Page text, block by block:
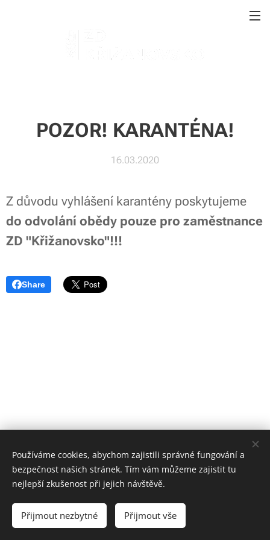
POZOR! KARANTÉNA!
16.03.2020
Z důvodu vyhlášení karantény poskytujeme
do odvolání obědy pouze pro zaměstnance
ZD "Křižanovsko"!!!
Share
© 2026 ZD "Křižanovsko" | Všechna práva vyhrazena
Cookies
Používáme cookies, abychom zajistili správné fungování a
bezpečnost našich stránek. Tím vám můžeme zajistit tu
nejlepší zkušenost při jejich návštěvě.
Přijmout nezbytné Přijmout vše